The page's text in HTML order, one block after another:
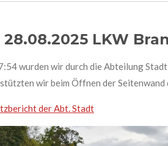
28.08.2025 LKW
wurden wir durch die Abteilung
wir beim Öffnen der
der Abt. Stadt